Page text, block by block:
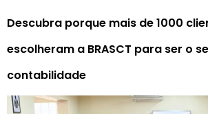
Descubra porque mais de 1000
escolheram a BRASCT para ser o
contabilidade